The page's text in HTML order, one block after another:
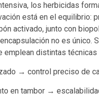
los herbicidas
está en el equilibrio:
activado, junto con
no es único.
emplean distintas
→ control preciso de
en tambor →